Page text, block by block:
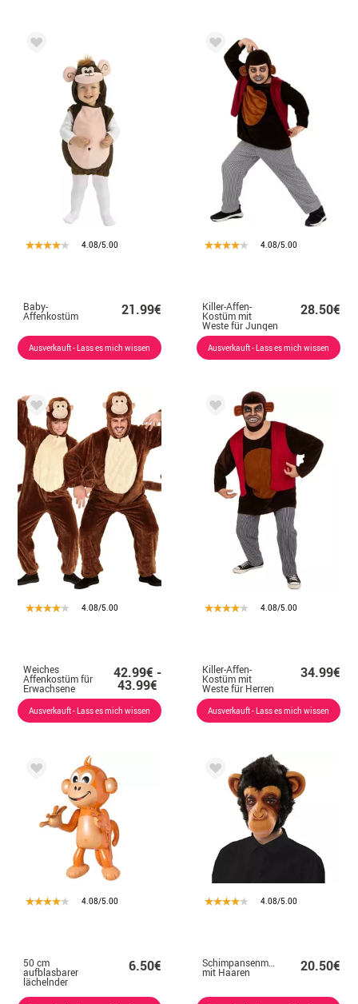
4.08/5.00
Baby-
Affenkostüm 21.99€
Ausverkauft - Lass es mich wissen
4.08/5.00
Killer-Affen-
Kostüm mit
Weste für Jungen
28.50€
Ausverkauft - Lass es mich wissen
4.08/5.00
Weiches
Affenkostüm für
Erwachsene
42.99€ -
43.99€
Ausverkauft - Lass es mich wissen
4.08/5.00
Killer-Affen-
Kostüm mit
Weste für Herren
34.99€
Ausverkauft - Lass es mich wissen
4.08/5.00
50 cm
aufblasbarer
lächelnder
6.50€
4.08/5.00
Schimpansenmaske
mit Haaren 20.50€